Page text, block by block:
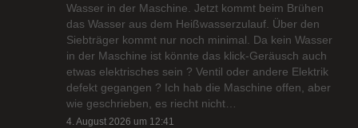
Wasser in der Maschine. Jetzt kommt beim Brühen
das Wasser aus dem Heißwasserzulauf. Über den
Siebträger kommt nur noch minimal. Da kein Wasser
in der Maschine ist könnte das klick-Geräusch auch
etwas elektrisches sein ? Ventil oder andere Elektrik
defekt gegangen ? Ich hab die Maschine offen, aber
wie geschrieben, es riecht nicht…
4. August 2026 um 12:41